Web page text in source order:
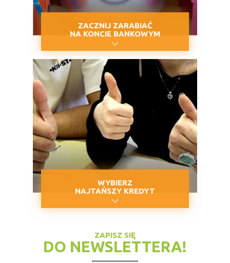
ZACZNIJ ZARABIAĆ
NA KONCIE BANKOWYM
WYBIERZ
NAJTAŃSZY KREDYT
ZAPISZ SIĘ
DO NEWSLETTERA!